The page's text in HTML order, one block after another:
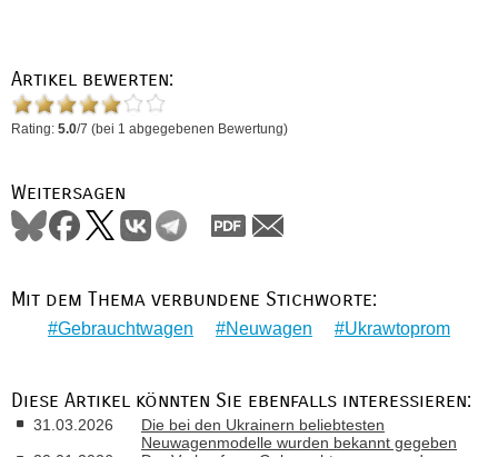
Artikel bewerten:
Rating: 5.0/7 (bei 1 abgegebenen Bewertung)
Weitersagen
Mit dem Thema verbundene Stichworte:
Gebrauchtwagen Neuwagen Ukrawtoprom
Diese Artikel könnten Sie ebenfalls interessieren:
31.03.2026
Die bei den Ukrainern beliebtesten
Neuwagenmodelle wurden bekannt gegeben